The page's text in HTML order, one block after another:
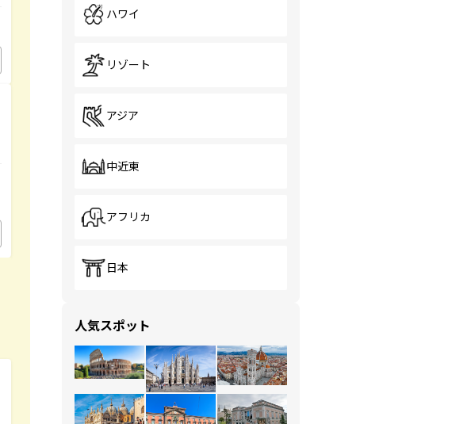
ハワイ
リゾート
アジア
中近東
アフリカ
日本
人気スポット